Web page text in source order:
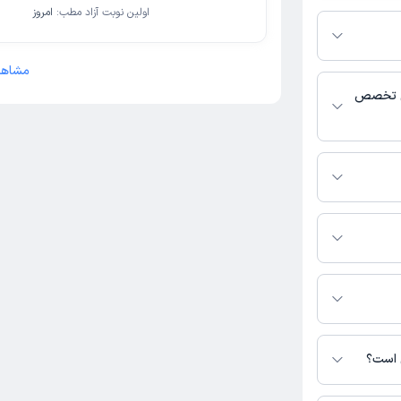
اولین نوبت آزاد مطب: امروز
دکترتو باشند،
بودن پروفایل
پزشکی و
تخصص
می‌کنند.
نیست. برای
است.
است؟
نیست.